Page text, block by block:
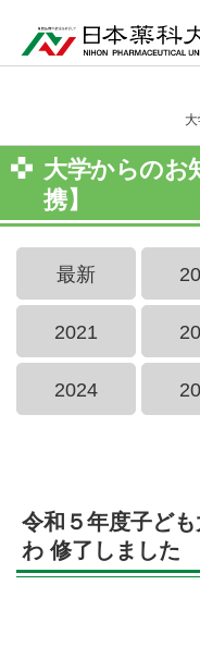
大学からのお
携】
最新
2021
2024
令和５年度子ど
わ 修了しました